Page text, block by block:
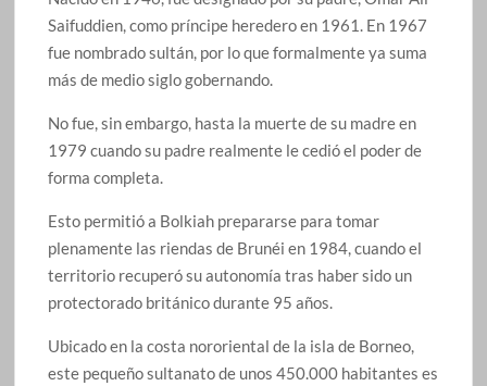
Saifuddien, como príncipe heredero en 1961. En 1967
fue nombrado sultán, por lo que formalmente ya suma
más de medio siglo gobernando.
No fue, sin embargo, hasta la muerte de su madre en
1979 cuando su padre realmente le cedió el poder de
forma completa.
Esto permitió a Bolkiah prepararse para tomar
plenamente las riendas de Brunéi en 1984, cuando el
territorio recuperó su autonomía tras haber sido un
protectorado británico durante 95 años.
Ubicado en la costa nororiental de la isla de Borneo,
este pequeño sultanato de unos 450.000 habitantes es